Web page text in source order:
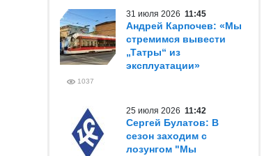
31 июля 2026 11:45
Андрей Карпочев: «Мы
стремимся вывести
„Татры“ из
эксплуатации»
1037
25 июля 2026 11:42
Сергей Булатов: В
сезон заходим с
лозунгом "Мы